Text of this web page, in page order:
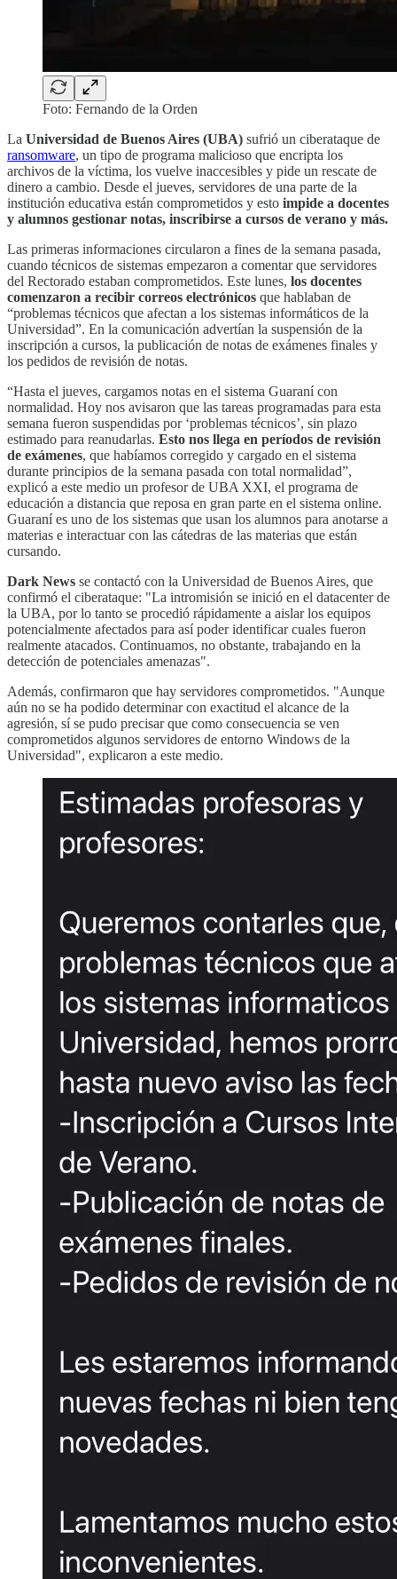
Foto: Fernando de la Orden
La Universidad de Buenos Aires (UBA) sufrió un ciberataque de
ransomware, un tipo de programa malicioso que encripta los
archivos de la víctima, los vuelve inaccesibles y pide un rescate de
dinero a cambio. Desde el jueves, servidores de una parte de la
institución educativa están comprometidos y esto impide a docentes
y alumnos gestionar notas, inscribirse a cursos de verano y más.
Las primeras informaciones circularon a fines de la semana pasada,
cuando técnicos de sistemas empezaron a comentar que servidores
del Rectorado estaban comprometidos. Este lunes, los docentes
comenzaron a recibir correos electrónicos que hablaban de
“problemas técnicos que afectan a los sistemas informáticos de la
Universidad”. En la comunicación advertían la suspensión de la
inscripción a cursos, la publicación de notas de exámenes finales y
los pedidos de revisión de notas.
“Hasta el jueves, cargamos notas en el sistema Guaraní con
normalidad. Hoy nos avisaron que las tareas programadas para esta
semana fueron suspendidas por ‘problemas técnicos’, sin plazo
estimado para reanudarlas. Esto nos llega en períodos de revisión
de exámenes, que habíamos corregido y cargado en el sistema
durante principios de la semana pasada con total normalidad”,
explicó a este medio un profesor de UBA XXI, el programa de
educación a distancia que reposa en gran parte en el sistema online.
Guaraní es uno de los sistemas que usan los alumnos para anotarse a
materias e interactuar con las cátedras de las materias que están
cursando.
Dark News se contactó con la Universidad de Buenos Aires, que
confirmó el ciberataque: "La intromisión se inició en el datacenter de
la UBA, por lo tanto se procedió rápidamente a aislar los equipos
potencialmente afectados para así poder identificar cuales fueron
realmente atacados. Continuamos, no obstante, trabajando en la
detección de potenciales amenazas".
Además, confirmaron que hay servidores comprometidos. "Aunque
aún no se ha podido determinar con exactitud el alcance de la
agresión, sí se pudo precisar que como consecuencia se ven
comprometidos algunos servidores de entorno Windows de la
Universidad", explicaron a este medio.